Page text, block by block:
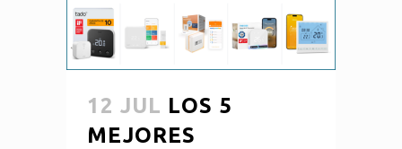
12 JUL LOS 5
MEJORES